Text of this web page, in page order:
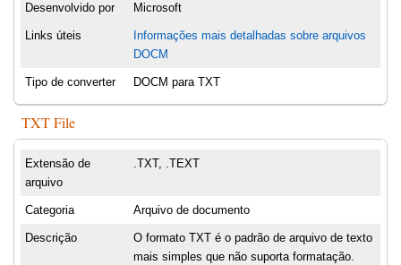
Desenvolvido por Microsoft
Links úteis
Informações mais detalhadas sobre arquivos
DOCM
Tipo de converter DOCM para TXT
TXT File
Extensão de
arquivo
.TXT, .TEXT
Categoria Arquivo de documento
Descrição
O formato TXT é o padrão de arquivo de texto
mais simples que não suporta formatação.